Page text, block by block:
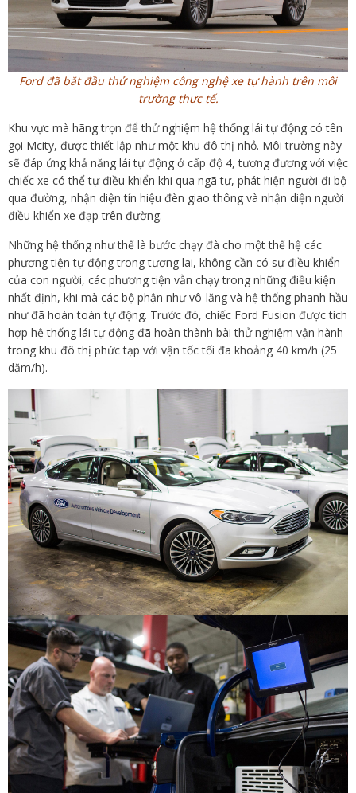
Ford đã bắt đầu thử nghiệm công nghệ xe tự hành trên môi
trường thực tế.
Khu vực mà hãng trọn để thử nghiệm hệ thống lái tự động có tên
gọi Mcity, được thiết lập như một khu đô thị nhỏ. Môi trường này
sẽ đáp ứng khả năng lái tự động ở cấp độ 4, tương đương với việc
chiếc xe có thể tự điều khiển khi qua ngã tư, phát hiện người đi bộ
qua đường, nhận diện tín hiệu đèn giao thông và nhận diện người
điều khiển xe đạp trên đường.
Những hệ thống như thế là bước chạy đà cho một thế hệ các
phương tiện tự động trong tương lai, không cần có sự điều khiển
của con người, các phương tiện vẫn chạy trong những điều kiện
nhất định, khi mà các bộ phận như vô-lăng và hệ thống phanh hầu
như đã hoàn toàn tự động. Trước đó, chiếc Ford Fusion được tích
hợp hệ thống lái tự động đã hoàn thành bài thử nghiệm vận hành
trong khu đô thị phức tạp với vận tốc tối đa khoảng 40 km/h (25
dặm/h).